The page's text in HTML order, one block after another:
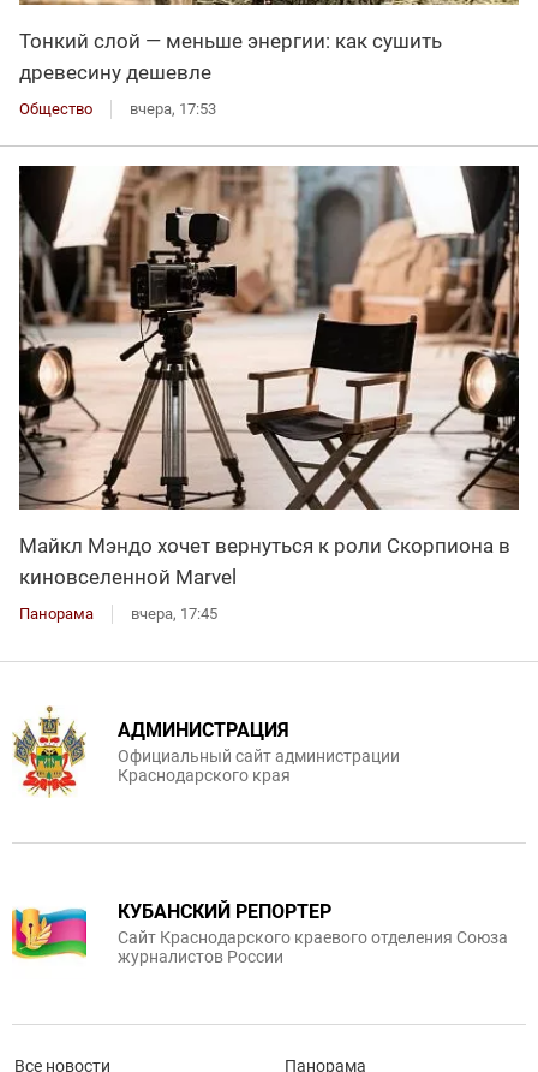
Тонкий слой — меньше энергии: как сушить
древесину дешевле
Общество вчера, 17:53
Майкл Мэндо хочет вернуться к роли Скорпиона в
киновселенной Marvel
Панорама вчера, 17:45
АДМИНИСТРАЦИЯ
Официальный сайт администрации
Краснодарского края
КУБАНСКИЙ РЕПОРТЕР
Сайт Краснодарского краевого отделения Союза
журналистов России
Все новости Панорама